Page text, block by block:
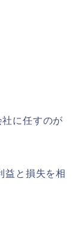
に任すのが
益と損失を相